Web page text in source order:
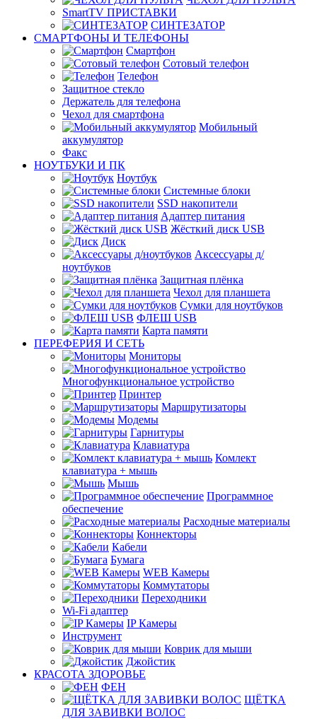
SmartTV ПРИСТАВКИ
СИНТЕЗАТОР
СМАРТФОНЫ И ТЕЛЕФОНЫ
Смартфон
Сотовый телефон
Телефон
Защитное стекло
Держатель для телефона
Чехол для смартфона
Мобильный
аккумулятор
Факс
НОУТБУКИ И ПК
Ноутбук
Системные блоки
SSD накопители
Адаптер питания
Жёсткий диск USB
Диск
Аксессуары д/
ноутбуков
Защитная плёнка
Чехол для планшета
Сумки для ноутбуков
ФЛЕШ USB
Карта памяти
ПЕРЕФЕРИЯ И СЕТЬ
Мониторы
Многофункциональное устройство
Принтер
Маршрутизаторы
Модемы
Гарнитуры
Клавиатура
Комлект
клавиатура + мышь
Мышь
Программное
обеспечение
Расходные материалы
Коннекторы
Кабели
Бумага
WEB Камеры
Коммутаторы
Переходники
Wi-Fi адаптер
IP Камеры
Инструмент
Коврик для мыши
Джойстик
КРАСОТА ЗДОРОВЬЕ
ФЕН
ЩЁТКА
ДЛЯ ЗАВИВКИ ВОЛОС